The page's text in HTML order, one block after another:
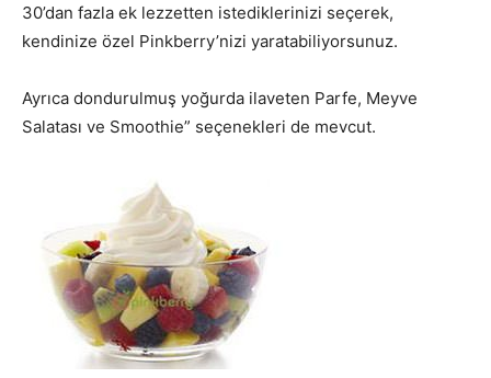
30’dan fazla ek lezzetten istediklerinizi seçerek,
kendinize özel Pinkberry’nizi yaratabiliyorsunuz.
Ayrıca dondurulmuş yoğurda ilaveten Parfe, Meyve
Salatası ve Smoothie” seçenekleri de mevcut.